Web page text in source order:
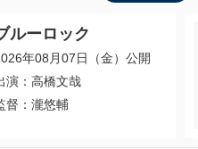
ルーロック
年08月07日（金）公開
演：高橋文哉
督：瀧悠輔